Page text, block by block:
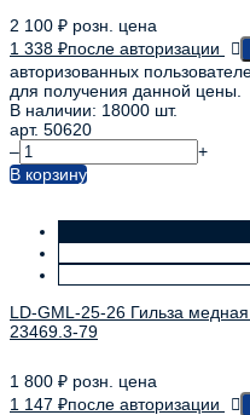
2 100 ₽ розн. цена
1 338 ₽после авторизации
авторизованных
для получения данной цены.
В наличии: 18000 шт.
арт. 50620
–
+
В корзину
LD-GML-25-26 Гильза
23469.3-79
1 800 ₽ розн. цена
1 147 ₽после авторизации